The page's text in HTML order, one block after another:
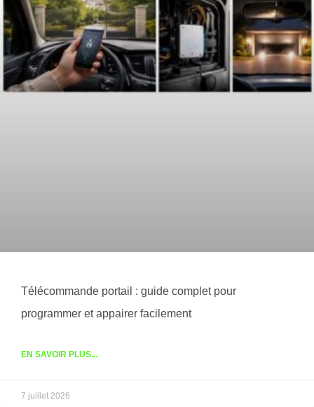
Télécommande portail : guide complet pour
programmer et appairer facilement
EN SAVOIR PLUS...
7 juillet 2026